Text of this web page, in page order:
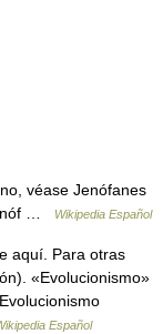
véase Jenófanes
…
Wikipedia Español
aquí. Para otras
«Evolucionismo»
Español